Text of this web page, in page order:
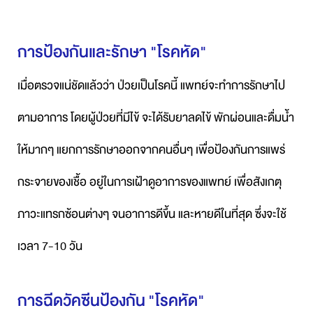
การป้องกันและรักษา "โรคหัด"
เมื่อตรวจแน่ชัดแล้วว่า ป่วยเป็นโรคนี้ แพทย์จะทำการรักษาไป
ตามอาการ โดยผู้ป่วยที่มีไข้ จะได้รับยาลดไข้ พักผ่อนและดื่มน้ำ
ให้มากๆ แยกการรักษาออกจากคนอื่นๆ เพื่อป้องกันการแพร่
กระจายของเชื้อ อยู่ในการเฝ้าดูอาการของแพทย์ เพื่อสังเกตุ
ภาวะแทรกซ้อนต่างๆ จนอาการดีขึ้น และหายดีในที่สุด ซึ่งจะใช้
เวลา 7-10 วัน
การฉีดวัคซีนป้องกัน "โรคหัด"